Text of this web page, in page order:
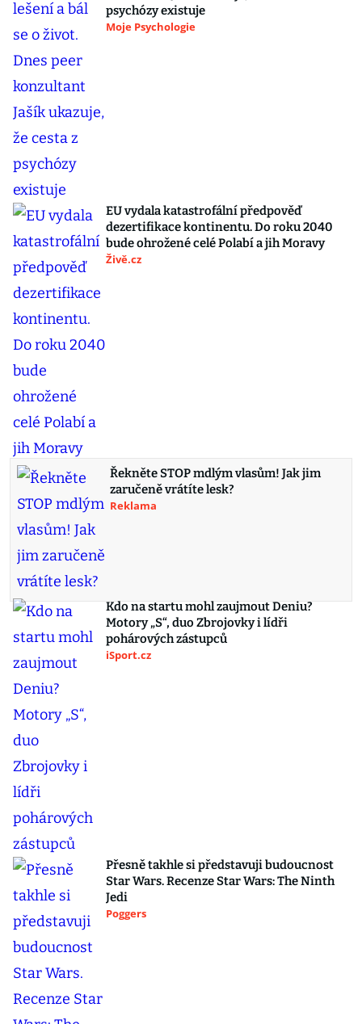
psychózy existuje
Moje Psychologie
EU vydala katastrofální předpověď
dezertifikace kontinentu. Do roku 2040
bude ohrožené celé Polabí a jih Moravy
Živě.cz
Řekněte STOP mdlým vlasům! Jak jim
zaručeně vrátíte lesk?
Reklama
Kdo na startu mohl zaujmout Deniu?
Motory „S“, duo Zbrojovky i lídři
pohárových zástupců
iSport.cz
Přesně takhle si představuji budoucnost
Star Wars. Recenze Star Wars: The Ninth
Jedi
Poggers